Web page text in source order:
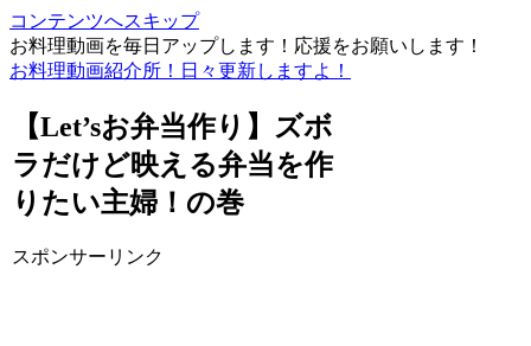
コンテンツへスキップ
お料理動画を毎日アップします！応援をお願いします！
お料理動画紹介所！日々更新しますよ！
【Let’sお弁当作り】ズボ
ラだけど映える弁当を作
りたい主婦！の巻
スポンサーリンク